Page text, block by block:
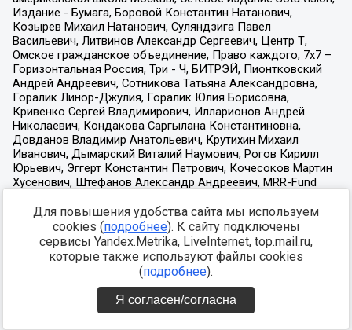
Для повышения удобства сайта мы используем
cookies (подробнее). К сайту подключены
сервисы Yandex.Metrika, LiveInternet, top.mail.ru,
которые также используют файлы cookies
(подробнее).
Я согласен/согласна